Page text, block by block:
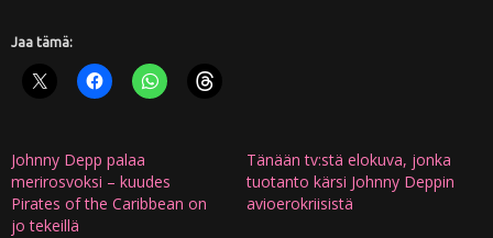
Jaa tämä:
Johnny Depp palaa
merirosvoksi – kuudes
Pirates of the Caribbean on
jo tekeillä
Tänään tv:stä elokuva, jonka
tuotanto kärsi Johnny Deppin
avioerokriisistä